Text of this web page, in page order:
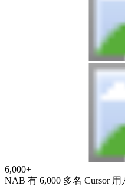
6,000+
NAB 有 6,000 多名 Cursor